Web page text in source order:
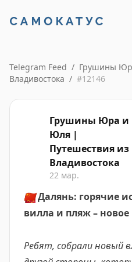
Telegram Feed / Грушины
Владивостока / #12146
Грушины Юра и
Юля |
Путешествия из
Владивостока
22 мар.
🇨🇳Далянь: горячие
вилла и пляж –
Ребят, собрали новый